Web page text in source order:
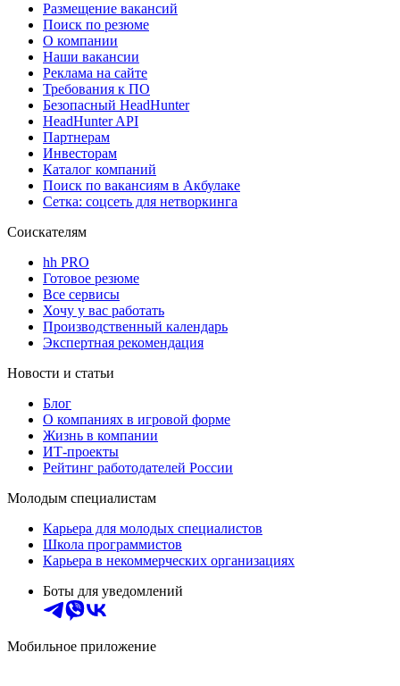
Размещение вакансий
Поиск по резюме
О компании
Наши вакансии
Реклама на сайте
Требования к ПО
Безопасный HeadHunter
HeadHunter API
Партнерам
Инвесторам
Каталог компаний
Поиск по вакансиям в Акбулаке
Сетка: соцсеть для нетворкинга
Соискателям
hh PRO
Готовое резюме
Все сервисы
Хочу у вас работать
Производственный календарь
Экспертная рекомендация
Новости и статьи
Блог
О компаниях в игровой форме
Жизнь в компании
ИТ-проекты
Рейтинг работодателей России
Молодым специалистам
Карьера для молодых специалистов
Школа программистов
Карьера в некоммерческих организациях
Боты для уведомлений
Мобильное приложение